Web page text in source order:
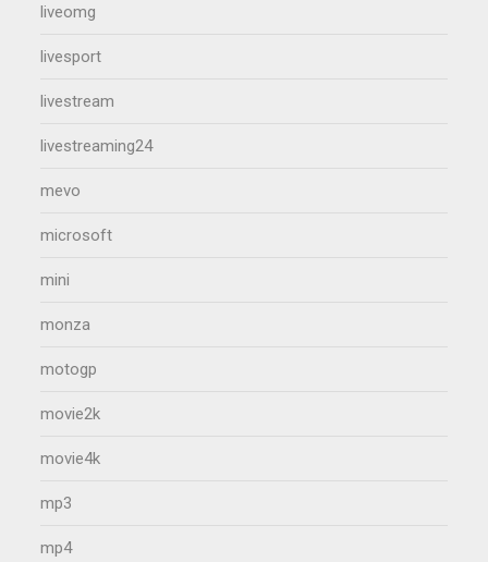
liveomg
livesport
livestream
livestreaming24
mevo
microsoft
mini
monza
motogp
movie2k
movie4k
mp3
mp4